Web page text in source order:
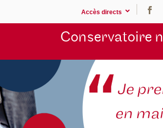
Accès directs
Conservatoire